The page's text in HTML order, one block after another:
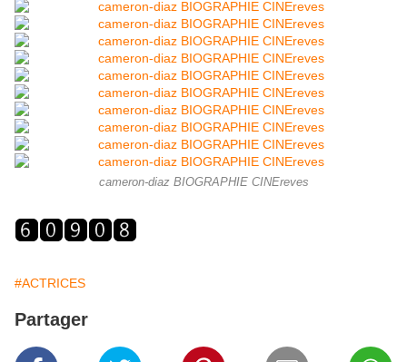
cameron-diaz BIOGRAPHIE CINEreves
#ACTRICES
Partager